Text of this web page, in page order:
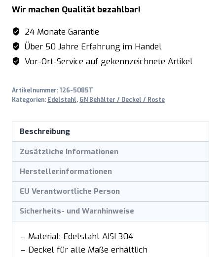
GN-
Behälter
2/3
GN
T
Menge
Wir machen Qualität bezahlbar!
24 Monate Garantie
Über 50 Jahre Erfahrung im Handel
Vor-Ort-Service auf gekennzeichnete Artikel
Artikelnummer:126-5085T
Kategorien: Edelstahl, GN Behälter / Deckel / Roste
Beschreibung
Zusätzliche Informationen
Herstellerinformationen
EU Verantwortliche Person
Sicherheits- und Warnhinweise
– Material: Edelstahl AISI 304
– Deckel für alle Maße erhältlich